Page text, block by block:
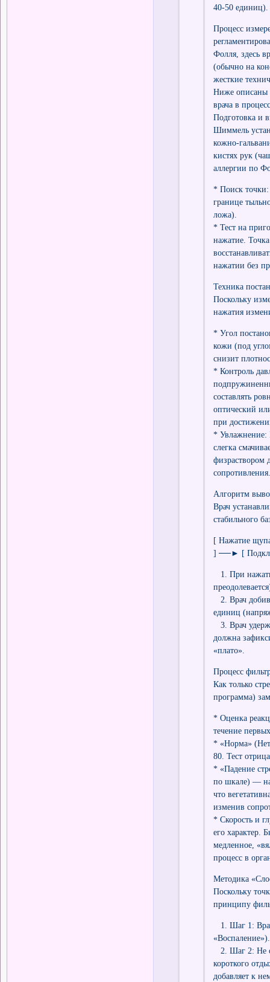
40-50 единиц).
Процесс
Фолля, здесь
(обычно на
жесткие
Ниже описаны
врача в
Подготовка и
Шиммель
кожно-
кистях рук
аллергии по
* Поиск точки:
границе
ложа).
* Тест на
нажатие.
нажатии без
Техника
Поскольку
нажатия
* Угол
кожи (под
снизит
* Контроль
составлять
оптический
при
* Увлажнение:
слегка
физраствором
Алгоритм
Врач
стабильного
[ Нажатие
] ──► [
1. При
2. Врач
единиц
3. Врач
должна
«плато».
Процесс
Как только
программа)
* Оценка
течение
* «Норма» (Нет
80. Тест
* «Падение
по шкале) —
что
изменив
* Скорость и
его характер.
медленное,
процесс в
Методика
Поскольку
принципу
1. Шаг 1:
2. Шаг 2: Не
короткого
добавляет к